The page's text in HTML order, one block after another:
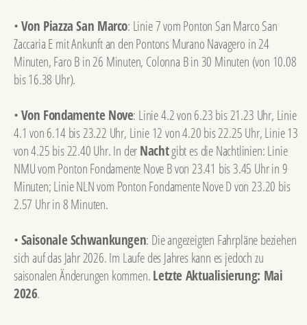
•Von Piazza San Marco: Linie 7 vom Ponton San Marco San
Zaccaria E mit Ankunft an den Pontons Murano Navagero in 24
Minuten, Faro B in 26 Minuten, Colonna B in 30 Minuten (von 10.08
bis 16.38 Uhr).
•Von Fondamente Nove: Linie 4.2 von 6.23 bis 21.23 Uhr, Linie
4.1 von 6.14 bis 23.22 Uhr, Linie 12 von 4.20 bis 22.25 Uhr, Linie 13
von 4.25 bis 22.40 Uhr. In derNachtgibt es die Nachtlinien: Linie
NMU vom Ponton Fondamente Nove B von 23.41 bis 3.45 Uhr in 9
Minuten; Linie NLN vom Ponton Fondamente Nove D von 23.20 bis
2.57 Uhr in 8 Minuten.
•Saisonale Schwankungen: Die angezeigten Fahrpläne beziehen
sich auf das Jahr 2026. Im Laufe des Jahres kann es jedoch zu
saisonalen Änderungen kommen.Letzte Aktualisierung: Mai
2026.